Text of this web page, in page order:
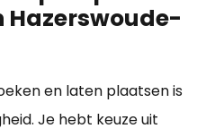
en laten plaatsen is
Je hebt keuze uit